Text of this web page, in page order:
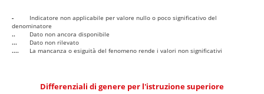
-
Indicatore non applicabile per valore nullo o poco significativo del
denominatore
..
Dato non ancora disponibile
...
Dato non rilevato
....
La mancanza o esiguità del fenomeno rende i valori non significativi
Differenziali di genere per l'istruzione superiore